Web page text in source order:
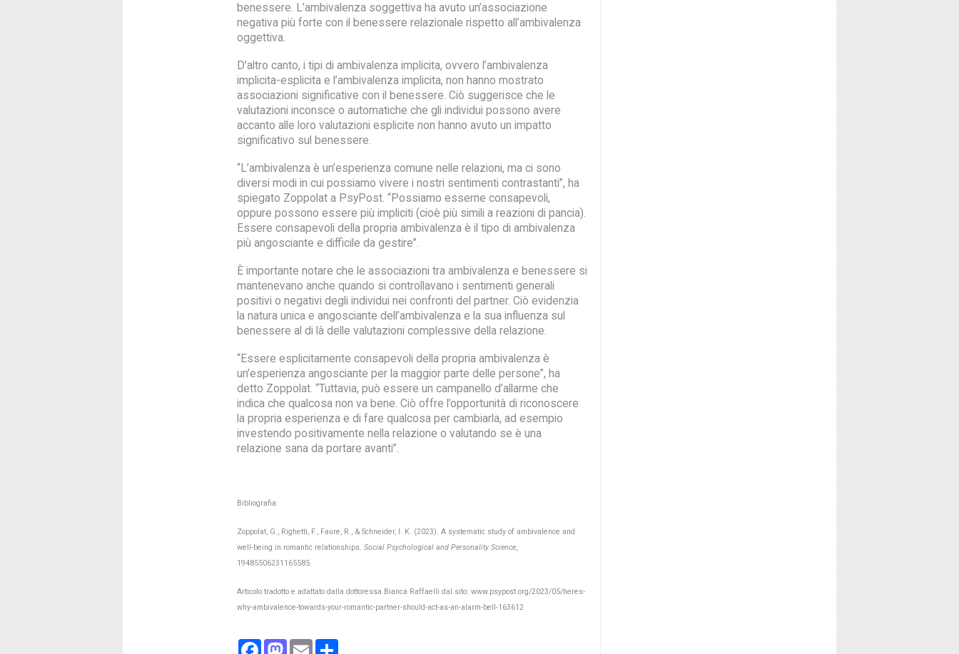
benessere. L’ambivalenza soggettiva ha avuto un’associazione
negativa più forte con il benessere relazionale rispetto all’ambivalenza
oggettiva.
D’altro canto, i tipi di ambivalenza implicita, ovvero l’ambivalenza
implicita-esplicita e l’ambivalenza implicita, non hanno mostrato
associazioni significative con il benessere. Ciò suggerisce che le
valutazioni inconsce o automatiche che gli individui possono avere
accanto alle loro valutazioni esplicite non hanno avuto un impatto
significativo sul benessere.
“L’ambivalenza è un’esperienza comune nelle relazioni, ma ci sono
diversi modi in cui possiamo vivere i nostri sentimenti contrastanti”, ha
spiegato Zoppolat a PsyPost. “Possiamo esserne consapevoli,
oppure possono essere più impliciti (cioè più simili a reazioni di pancia).
Essere consapevoli della propria ambivalenza è il tipo di ambivalenza
più angosciante e difficile da gestire”.
È importante notare che le associazioni tra ambivalenza e benessere si
mantenevano anche quando si controllavano i sentimenti generali
positivi o negativi degli individui nei confronti del partner. Ciò evidenzia
la natura unica e angosciante dell’ambivalenza e la sua influenza sul
benessere al di là delle valutazioni complessive della relazione.
“Essere esplicitamente consapevoli della propria ambivalenza è
un’esperienza angosciante per la maggior parte delle persone”, ha
detto Zoppolat. “Tuttavia, può essere un campanello d’allarme che
indica che qualcosa non va bene. Ciò offre l’opportunità di riconoscere
la propria esperienza e di fare qualcosa per cambiarla, ad esempio
investendo positivamente nella relazione o valutando se è una
relazione sana da portare avanti”.
Bibliografia:
Zoppolat, G., Righetti, F., Faure, R., & Schneider, I. K. (2023). A systematic study of ambivalence and
well-being in romantic relationships. Social Psychological and Personality Science,
19485506231165585.
Articolo tradotto e adattato dalla dottoressa Bianca Raffaelli dal sito: www.psypost.org/2023/05/heres-
why-ambivalence-towards-your-romantic-partner-should-act-as-an-alarm-bell-163612